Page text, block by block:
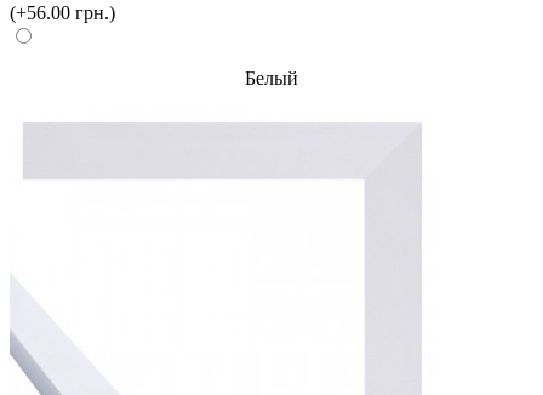
(+56.00 грн.)
Белый